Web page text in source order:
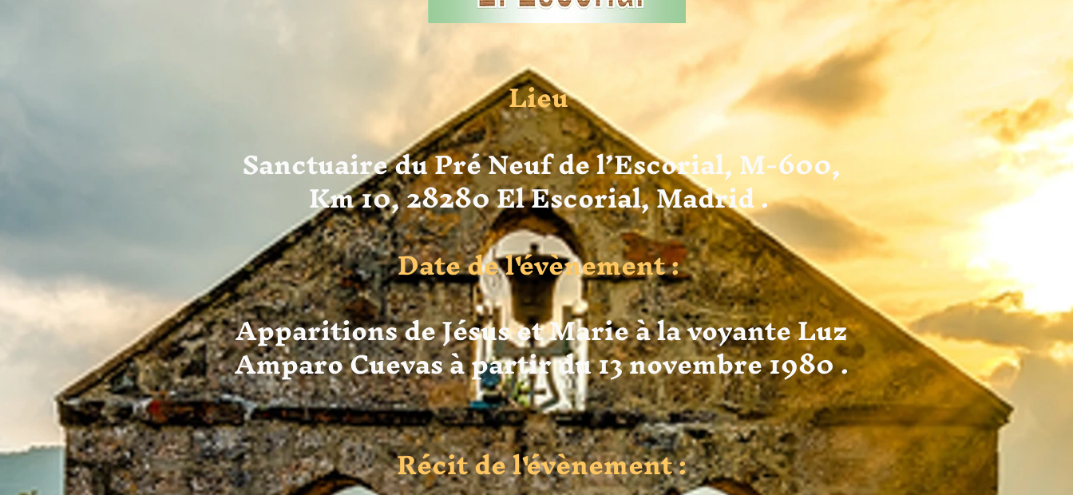
Lieu
Sanctuaire du Pré Neuf de l’Escorial, M-600,
Km 10, 28280 El Escorial, Madrid .
Date de l'évènement :
Apparitions de Jésus et Marie à la voyante Luz
Amparo Cuevas à partir du 13 novembre 1980 .
Récit de l'évènement :